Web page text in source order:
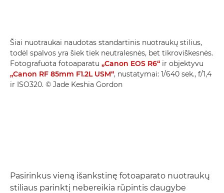
Šiai nuotraukai naudotas standartinis nuotraukų stilius,
todėl spalvos yra šiek tiek neutralesnės, bet tikroviškesnės.
Fotografuota fotoaparatu „Canon EOS R6“ ir objektyvu
„Canon RF 85mm F1.2L USM“, nustatymai: 1/640 sek., f/1,4
ir ISO320. © Jade Keshia Gordon
Pasirinkus vieną išankstinę fotoaparato nuotraukų
stiliaus parinktį nebereikia rūpintis daugybe